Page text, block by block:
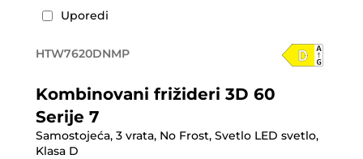
Uporedi
HTW7620DNMP
Kombinovani frižideri 3D 60
Serije 7
Samostojeća, 3 vrata, No Frost, Svetlo LED svetlo,
Klasa D